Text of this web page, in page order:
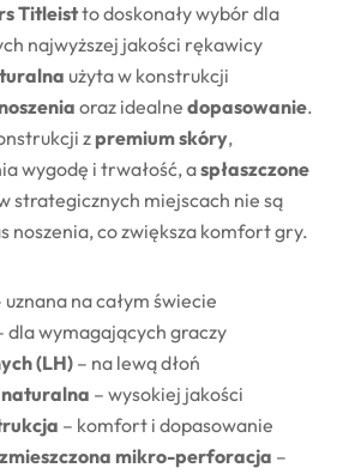
Titleistto doskonały wybór dla
najwyższej jakości rękawicy
użyta w konstrukcji
oraz idealne dopasowanie.
z premium skóry,
wygodę i trwałość, aspłaszczone
strategicznych miejscach nie są
noszenia, co zwiększa komfort gry.
na całym świecie
dla wymagających graczy
(LH) – na lewą dłoń
– wysokiej jakości
– komfort i dopasowanie
mikro-perforacja –